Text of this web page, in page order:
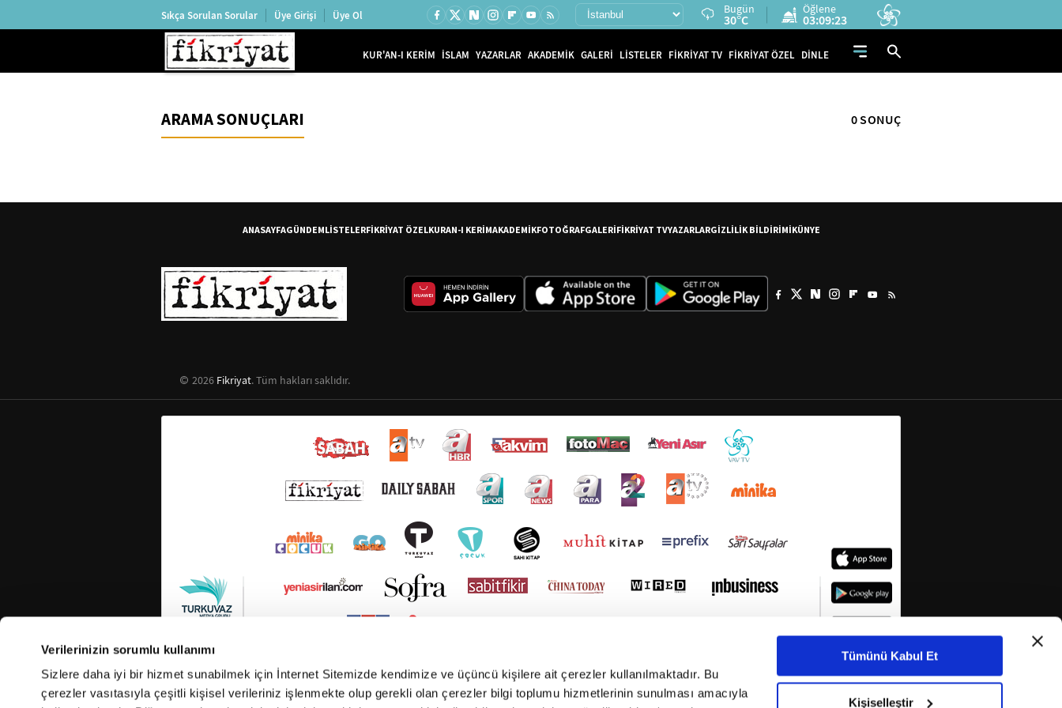
Verilerinizin sorumlu kullanımı
Sizlere daha iyi bir hizmet sunabilmek için İnternet Sitemizde kendimize ve üçüncü kişilere ait çerezler kullanılmaktadır. Bu
çerezler vasıtasıyla çeşitli kişisel verileriniz işlenmekte olup gerekli olan çerezler bilgi toplumu hizmetlerinin sunulması amacıyla
Tümünü Kabul Et
Kişiselleştir
Sıkça Sorulan Sorular Üye Girişi Üye Ol Bugün
30°C
Öğlene
03:09:22
KUR'AN-I KERİM İSLAM YAZARLAR AKADEMİK GALERİ LİSTELER FİKRİYAT TV FİKRİYAT ÖZEL DİNLE
ARAMA SONUÇLARI 0 SONUÇ
ANASAYFAGÜNDEMLİSTELERFİKRİYAT ÖZELKURAN-I KERİMAKADEMİKFOTOĞRAFGALERİFİKRİYAT TVYAZARLARGİZLİLİK BİLDİRİMİKÜNYE
2026 Fikriyat. Tüm hakları saklıdır.